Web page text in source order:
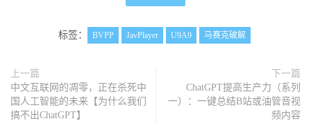
标签： BVPP JavPlayer U9A9 马赛克破解
上一篇
中文互联网的凋零，正在杀死中
国人工智能的未来【为什么我们
搞不出ChatGPT】
下一篇
ChatGPT提高生产力（系列
一）：一键总结B站或油管音视
频内容